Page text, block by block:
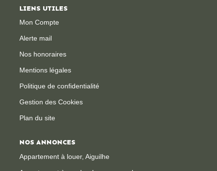
LIENS UTILES
Mon Compte
Alerte mail
Nos honoraires
Mentions légales
Politique de confidentialité
Gestion des Cookies
Plan du site
NOS ANNONCES
Appartement à louer, Aiguilhe